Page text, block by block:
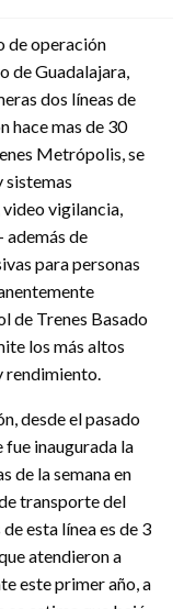
de operación
de Guadalajara,
dos líneas de
hace mas de 30
Metrópolis, se
sistemas
vigilancia,
además de
para personas
de Trenes Basado
los más altos
rendimiento.
desde el pasado
fue inaugurada la
de la semana en
transporte del
esta línea es de 3
atendieron a
este primer año, a